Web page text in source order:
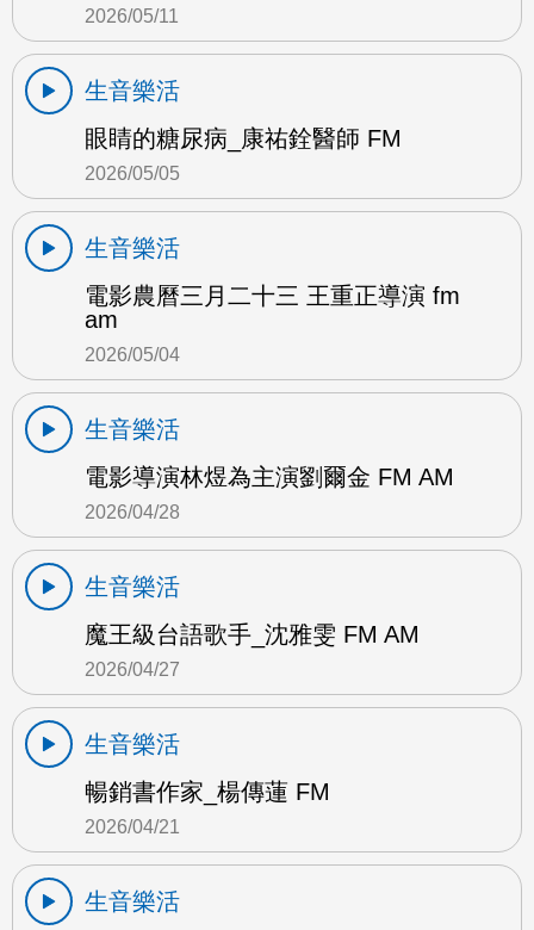
2026/05/11
生音樂活
眼睛的糖尿病_康祐銓醫師 FM
2026/05/05
生音樂活
電影農曆三月二十三 王重正導演 fm
am
2026/05/04
生音樂活
電影導演林煜為主演劉爾金 FM AM
2026/04/28
生音樂活
魔王級台語歌手_沈雅雯 FM AM
2026/04/27
生音樂活
暢銷書作家_楊傳蓮 FM
2026/04/21
生音樂活